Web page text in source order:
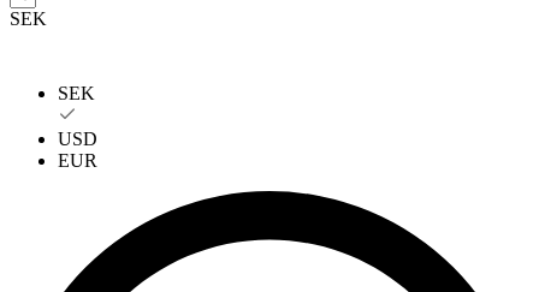
SEK
SEK
USD
EUR